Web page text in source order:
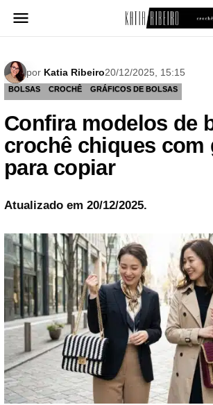
para
por Katia Ribeiro20/12/2025, 15:15
BOLSAS CROCHÊ GRÁFICOS DE BOLSAS
Confira modelos de
crochê chiques com
para copiar
Atualizado em 20/12/2025.